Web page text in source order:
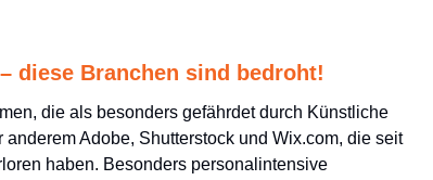
diese Branchen sind bedroht!
die als besonders gefährdet durch Künstliche
Adobe, Shutterstock und Wix.com, die seit
haben. Besonders personalintensive